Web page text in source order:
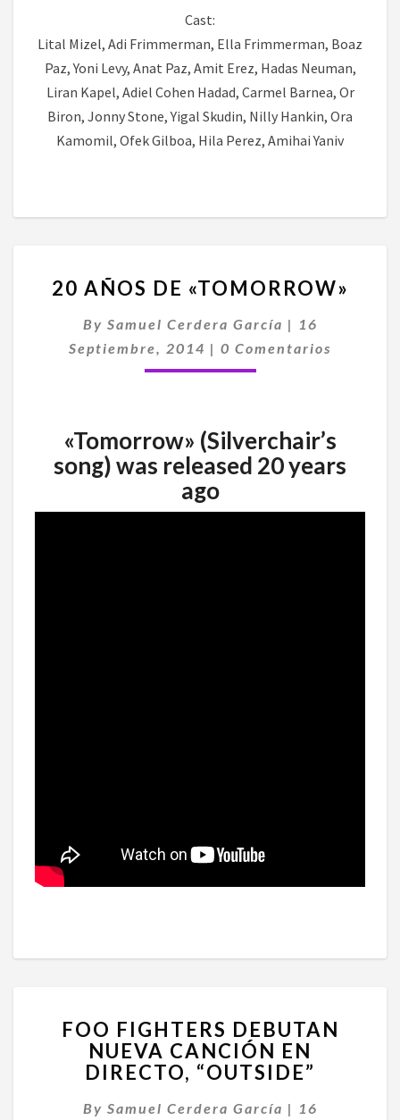
Cast:
Lital Mizel, Adi Frimmerman, Ella Frimmerman, Boaz
Paz, Yoni Levy, Anat Paz, Amit Erez, Hadas Neuman,
Liran Kapel, Adiel Cohen Hadad, Carmel Barnea, Or
Biron, Jonny Stone, Yigal Skudin, Nilly Hankin, Ora
Kamomil, Ofek Gilboa, Hila Perez, Amihai Yaniv
AÑOS
«TOMORROW»
20 AÑOS DE «TOMORROW»
By Samuel Cerdera García | 16
Septiembre, 2014 | Comentarios
0 Comentarios
«Tomorrow» (Silverchair’s
song) was released 20 years
ago
FIGHTERS
DEBUTAN
NUEVA
EN
FOO FIGHTERS DEBUTAN
NUEVA CANCIÓN EN
DIRECTO, “OUTSIDE”
By Samuel Cerdera García | 16